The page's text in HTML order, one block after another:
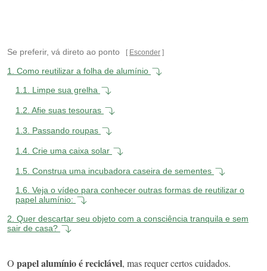
Se preferir, vá direto ao ponto Esconder
1.
Como reutilizar a folha de alumínio
1.1.
Limpe sua grelha
1.2. Afie suas tesouras
1.3. Passando roupas
1.4. Crie uma caixa solar
1.5. Construa uma incubadora caseira de sementes
1.6. Veja o vídeo para conhecer outras formas de reutilizar o
papel alumínio:
2. Quer descartar seu objeto com a consciência tranquila e sem
sair de casa?
O papel alumínio é reciclável, mas requer certos cuidados.